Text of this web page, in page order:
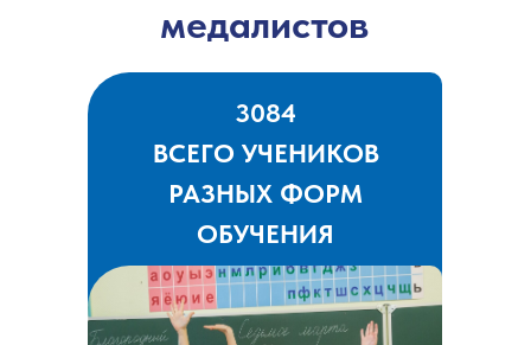
3084
ВСЕГО УЧЕНИКОВ
РАЗНЫХ ФОРМ
ОБУЧЕНИЯ
медалистов